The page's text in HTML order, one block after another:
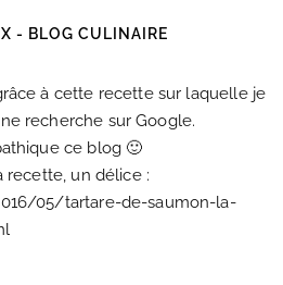
- BLOG CULINAIRE
à cette recette sur laquelle je
recherche sur Google.
ce blog 🙂
recette, un délice :
05/tartare-de-saumon-la-